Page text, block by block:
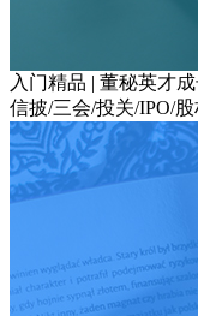
入门精品 | 董秘英才成
信披/三会/投关/IPO/